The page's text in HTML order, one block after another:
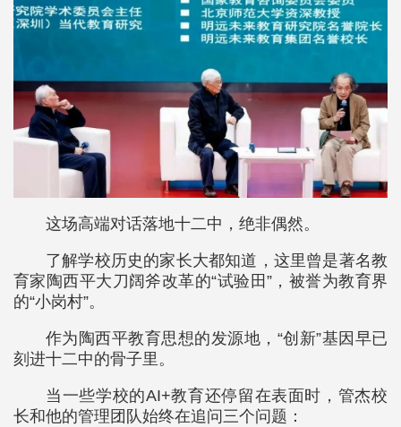
这场高端对话落地十二中，绝非偶然。
了解学校历史的家长大都知道，这里曾是著名教
育家陶西平大刀阔斧改革的“试验田”，被誉为教育界
的“小岗村”。
作为陶西平教育思想的发源地，“创新”基因早已
刻进十二中的骨子里。
当一些学校的AI+教育还停留在表面时，管杰校
长和他的管理团队始终在追问三个问题：